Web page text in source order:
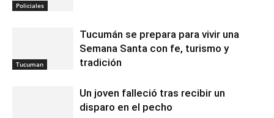
Policiales
Tucuman
Tucumán se prepara para vivir una
Semana Santa con fe, turismo y
tradición
Un joven falleció tras recibir un
disparo en el pecho